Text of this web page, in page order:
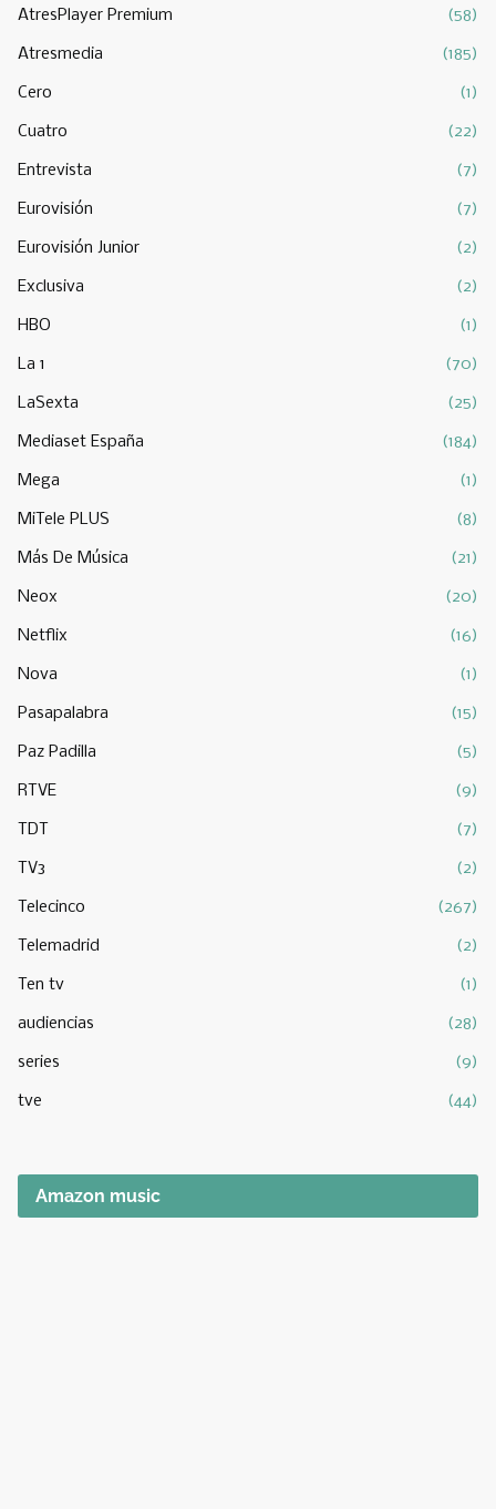
AtresPlayer Premium (58)
Atresmedia (185)
Cero (1)
Cuatro (22)
Entrevista (7)
Eurovisión (7)
Eurovisión Junior (2)
Exclusiva (2)
HBO (1)
La 1 (70)
LaSexta (25)
Mediaset España (184)
Mega (1)
MiTele PLUS (8)
Más De Música (21)
Neox (20)
Netflix (16)
Nova (1)
Pasapalabra (15)
Paz Padilla (5)
RTVE (9)
TDT (7)
TV3 (2)
Telecinco (267)
Telemadrid (2)
Ten tv (1)
audiencias (28)
series (9)
tve (44)
Amazon music